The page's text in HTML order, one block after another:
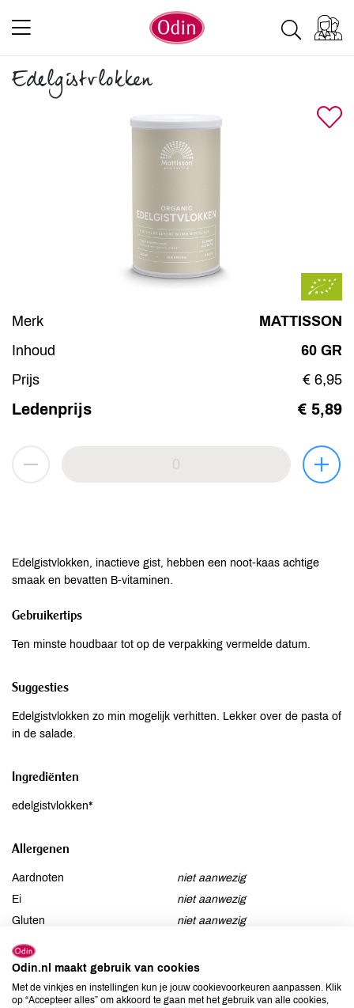
Edelgistvlokken
Merk
MATTISSON
Inhoud
60 GR
Prijs
€ 6,95
Ledenprijs € 5,89
Edelgistvlokken, inactieve gist, hebben een noot-kaas achtige
smaak en bevatten B-vitaminen.
Gebruikertips
Ten minste houdbaar tot op de verpakking vermelde datum.
Suggesties
Edelgistvlokken zo min mogelijk verhitten. Lekker over de pasta of
in de salade.
Ingrediënten
edelgistvlokken*
Allergenen
Aardnoten
niet aanwezig
Ei
niet aanwezig
Gluten
niet aanwezig
Lactose
Lupine
niet aanwezig
Mosterd
niet aanwezig
Odin.nl maakt gebruik van cookies
Met de vinkjes en instellingen kun je jouw cookievoorkeuren aanpassen. Klik
op “Accepteer alles” om akkoord te gaan met het gebruik van alle cookies,